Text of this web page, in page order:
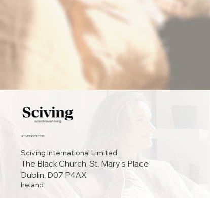
HOVEDKONTOR:
Sciving International Limited
The Black Church, St. Mary's Place
Dublin, D07 P4AX
Ireland